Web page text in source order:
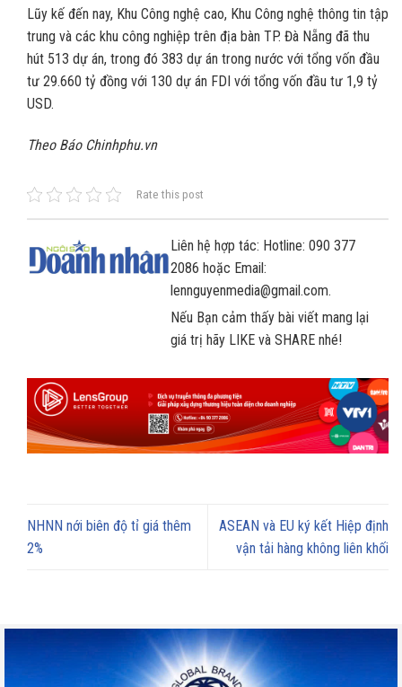
Lũy kế đến nay, Khu Công nghệ cao, Khu Công nghệ thông tin tập
trung và các khu công nghiệp trên địa bàn TP. Đà Nẵng đã thu
hút 513 dự án, trong đó 383 dự án trong nước với tổng vốn đầu
tư 29.660 tỷ đồng với 130 dự án FDI với tổng vốn đầu tư 1,9 tỷ
USD.
Theo Báo Chinhphu.vn
Rate this post
Liên hệ hợp tác: Hotline: 090 377
2086 hoặc Email:
lennguyenmedia@gmail.com.
Nếu Bạn cảm thấy bài viết mang lại
giá trị hãy LIKE và SHARE nhé!
NHNN nới biên độ tỉ giá thêm
2%
ASEAN và EU ký kết Hiệp định
vận tải hàng không liên khối